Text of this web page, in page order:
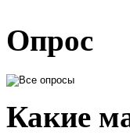
Опрос
Какие